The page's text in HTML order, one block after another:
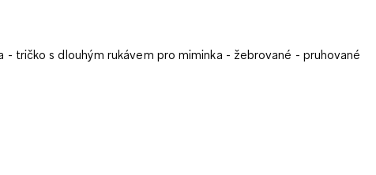
- tričko s dlouhým rukávem pro miminka - žebrované - pruhované